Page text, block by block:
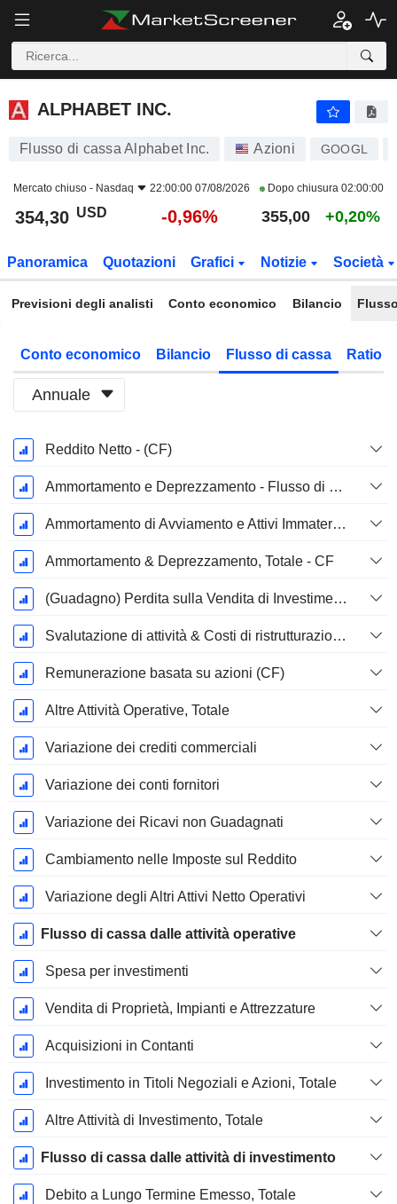
ALPHABET INC.
ALPHABET INC.
Flusso di cassa Alphabet Inc. Azioni GOOGL
Mercato chiuso - Nasdaq 22:00:00 07/08/2026 Dopo chiusura 02:00:00
354,30 USD -0,96% 355,00 +0,20%
Panoramica Quotazioni Grafici Notizie Società
Previsioni degli analisti Conto economico Bilancio
Conto economico Bilancio Flusso di cassa Ratio
Annuale
Periodo
Fiscale:
Dicembre
Reddito Netto - (CF)
Ammortamento e Deprezzamento - Flusso di Cassa
Ammortamento di Avviamento e Attivi Immateriale - (CF) - (Specifico del Modello)
Ammortamento & Deprezzamento, Totale - CF
(Guadagno) Perdita sulla Vendita di Investimenti - (CF)
Svalutazione di attività & Costi di ristrutturazione
Remunerazione basata su azioni (CF)
Altre Attività Operative, Totale
Variazione dei crediti commerciali
Variazione dei conti fornitori
Variazione dei Ricavi non Guadagnati
Cambiamento nelle Imposte sul Reddito
Variazione degli Altri Attivi Netto Operativi
Flusso di cassa dalle attività operative
Spesa per investimenti
Vendita di Proprietà, Impianti e Attrezzature
Acquisizioni in Contanti
Investimento in Titoli Negoziali e Azioni, Totale
Altre Attività di Investimento, Totale
Flusso di cassa dalle attività di investimento
Debito a Lungo Termine Emesso, Totale